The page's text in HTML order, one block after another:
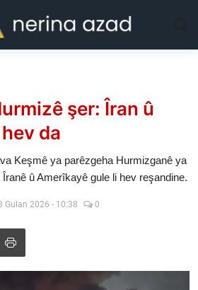
şer: Îran û
da
Keşmê ya parêzgeha Hurmizganê ya
û Amerîkayê gule li hev reşandine.
Gulan 2026 - 10:38 0